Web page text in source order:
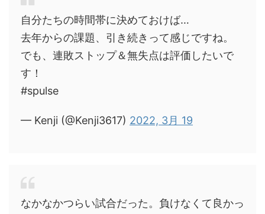
自分たちの時間帯に決めておけば…
去年からの課題、引き続きって感じですね。
でも、連敗ストップ＆無失点は評価したいで
す！
#spulse
— Kenji (@Kenji3617) 2022, 3月 19
なかなかつらい試合だった。負けなくて良かっ